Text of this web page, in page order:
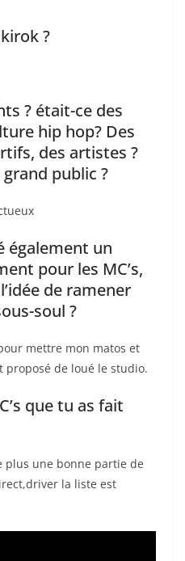
?
? était-ce des
hip hop? Des
des artistes ?
public ?
également un
pour les MC’s,
de ramener
soul ?
mettre mon matos et
proposé de loué le studio.
que tu as fait
plus une bonne partie de
la liste est